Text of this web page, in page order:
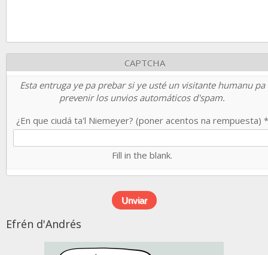
CAPTCHA
Esta entruga ye pa prebar si ye usté un visitante humanu pa
prevenir los unvios automáticos d'spam.
¿En que ciudá ta'l Niemeyer? (poner acentos na rempuesta) *
Fill in the blank.
Efrén d'Andrés